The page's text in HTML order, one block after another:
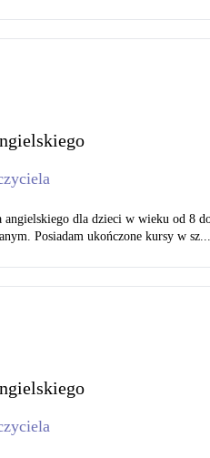
dla dzieci w wieku od 8
Posiadam ukończone kursy w sz...